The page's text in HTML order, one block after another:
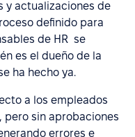
y actualizaciones de
definido para
de HR se
es el dueño de la
ha hecho ya.
a los empleados
pero sin aprobaciones
errores e